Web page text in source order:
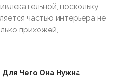
поскольку
частью интерьера не
прихожей,
Для Чего Она Нужна